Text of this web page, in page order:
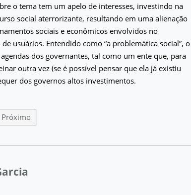
o tema tem um apelo de interesses, investindo na
social aterrorizante, resultando em uma alienação
sociais e econômicos envolvidos no
usuários. Entendido como “a problemática social”, o
dos governantes, tal como um ente que, para
outra vez (se é possível pensar que ela já existiu
dos governos altos investimentos.
Próximo